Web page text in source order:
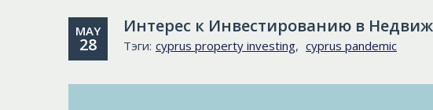
MAY
28
Интерес к Инвестированию в
Тэги: cyprus property investing, cyprus pandemic